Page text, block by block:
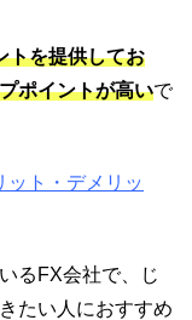
トを提供してお
ポイントが高いで
ット・デメリッ
るFX会社で、じ
たい人におすすめ